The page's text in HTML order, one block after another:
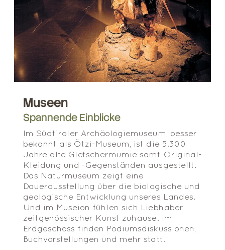
Museen
Spannende Einblicke
Im Südtiroler Archäologiemuseum, besser
bekannt als Ötzi-Museum, ist die 5.300
Jahre alte Gletschermumie samt Original-
Kleidung und -Gegenständen ausgestellt.
Das Naturmuseum zeigt eine
Dauerausstellung über die biologische und
geologische Entwicklung unseres Landes.
Und im Museion fühlen sich Liebhaber
zeitgenössischer Kunst zuhause. Im
Erdgeschoss finden Podiumsdiskussionen,
Buchvorstellungen und mehr statt.